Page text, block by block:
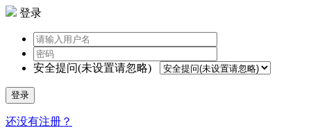
登录
安全提问(未设置请忽略)
登录
还没有注册？